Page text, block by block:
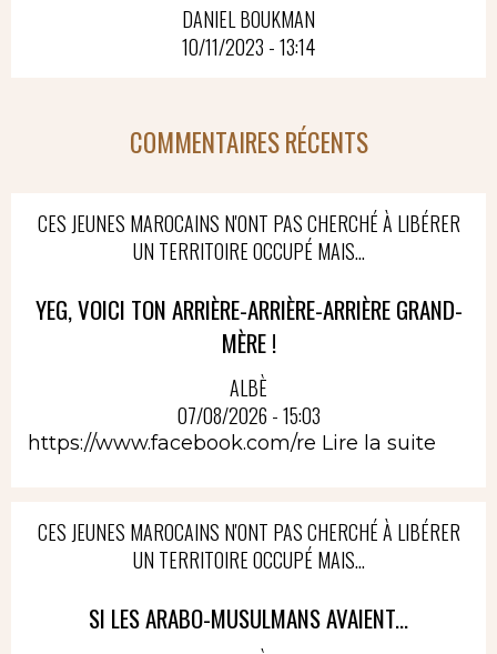
DANIEL BOUKMAN
10/11/2023 - 13:14
COMMENTAIRES RÉCENTS
CES JEUNES MAROCAINS N'ONT PAS CHERCHÉ À LIBÉRER
UN TERRITOIRE OCCUPÉ MAIS...
YEG, VOICI TON ARRIÈRE-ARRIÈRE-ARRIÈRE GRAND-
MÈRE !
ALBÈ
07/08/2026 - 15:03
https://www.facebook.com/re Lire la suite
CES JEUNES MAROCAINS N'ONT PAS CHERCHÉ À LIBÉRER
UN TERRITOIRE OCCUPÉ MAIS...
SI LES ARABO-MUSULMANS AVAIENT...